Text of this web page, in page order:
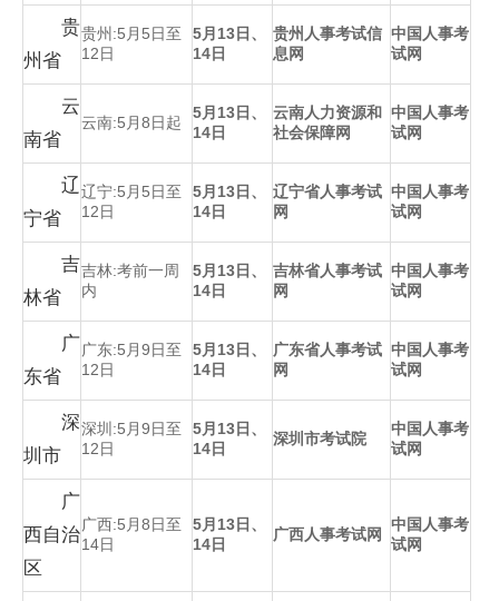
贵
州省
贵州:5月5日至
12日
5月13日、
14日
贵州人事考试信
息网
中国人事考
试网
云
南省
云南:5月8日起
5月13日、
14日
云南人力资源和
社会保障网
中国人事考
试网
辽
宁省
辽宁:5月5日至
12日
5月13日、
14日
辽宁省人事考试
网
中国人事考
试网
吉
林省
吉林:考前一周
内
5月13日、
14日
吉林省人事考试
网
中国人事考
试网
广
东省
广东:5月9日至
12日
5月13日、
14日
广东省人事考试
网
中国人事考
试网
深
圳市
深圳:5月9日至
12日
5月13日、
14日
深圳市考试院
中国人事考
试网
广
西自治
区
广西:5月8日至
14日
5月13日、
14日
广西人事考试网
中国人事考
试网